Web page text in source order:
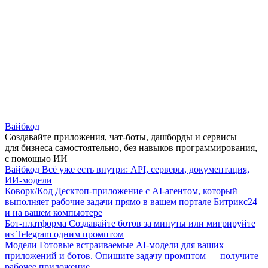
Вайбкод
Создавайте приложения, чат-боты, дашборды и сервисы
для бизнеса самостоятельно, без навыков программирования,
с помощью ИИ
Вайбкод Всё уже есть внутри: API, серверы, документация,
ИИ-модели
Коворк/Код Десктоп-приложение с AI-агентом, который
выполняет рабочие задачи прямо в вашем портале Битрикс24
и на вашем компьютере
Бот-платформа Создавайте ботов за минуты или мигрируйте
из Telegram одним промптом
Модели Готовые встраиваемые AI-модели для ваших
приложений и ботов. Опишите задачу промптом — получите